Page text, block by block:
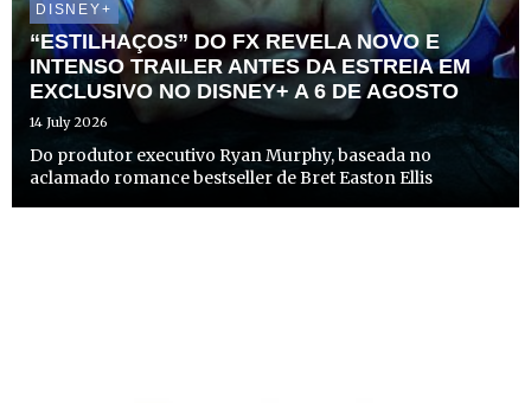
DISNEY+
“ESTILHAÇOS” DO FX REVELA NOVO E
INTENSO TRAILER ANTES DA ESTREIA EM
EXCLUSIVO NO DISNEY+ A 6 DE AGOSTO
14 July 2026
Do produtor executivo Ryan Murphy, baseada no
aclamado romance bestseller de Bret Easton Ellis